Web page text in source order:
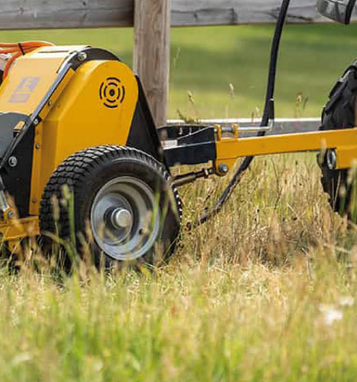
Passar till Grävaggregat GAATV2.
Läs mer
1 925 kr
Inkl. moms
I lager
- +
LÄGG I VARUKORGEN
Art. nr R26-GAATV2.013